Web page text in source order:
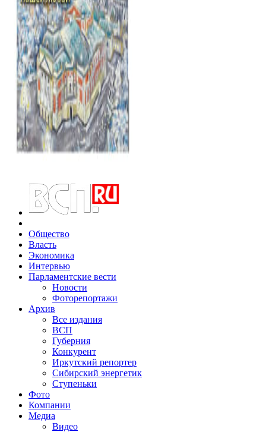
Общество
Власть
Экономика
Интервью
Парламентские вести
Новости
Фоторепортажи
Архив
Все издания
ВСП
Губерния
Конкурент
Иркутский репортер
Сибирский энергетик
Ступеньки
Фото
Компании
Медиа
Видео